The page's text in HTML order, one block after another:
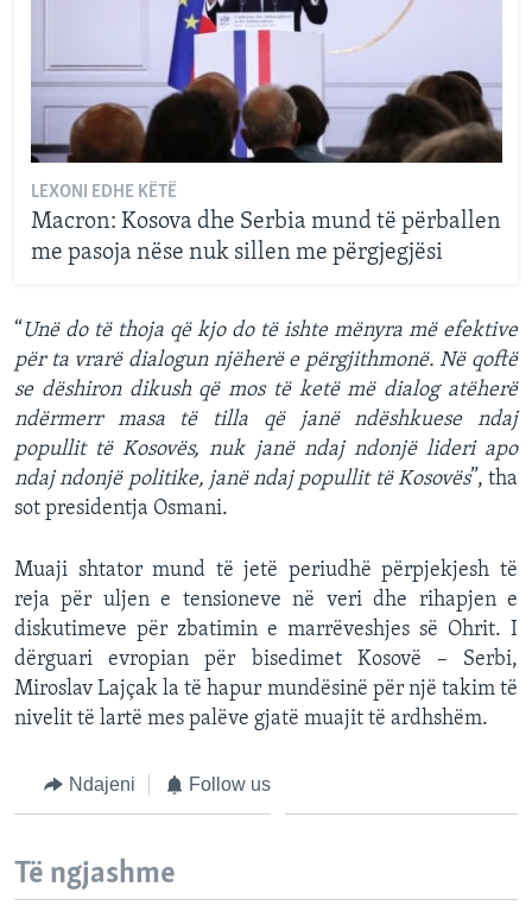
LEXONI EDHE KËTË
Macron: Kosova dhe Serbia mund të përballen
me pasoja nëse nuk sillen me përgjegjësi
“Unë do të thoja që kjo do të ishte mënyra më efektive
për ta vrarë dialogun njëherë e përgjithmonë. Në qoftë
se dëshiron dikush që mos të ketë më dialog atëherë
ndërmerr masa të tilla që janë ndëshkuese ndaj
popullit të Kosovës, nuk janë ndaj ndonjë lideri apo
ndaj ndonjë politike, janë ndaj popullit të Kosovës”, tha
sot presidentja Osmani.
Muaji shtator mund të jetë periudhë përpjekjesh të
reja për uljen e tensioneve në veri dhe rihapjen e
diskutimeve për zbatimin e marrëveshjes së Ohrit. I
dërguari evropian për bisedimet Kosovë – Serbi,
Miroslav Lajçak la të hapur mundësinë për një takim të
nivelit të lartë mes palëve gjatë muajit të ardhshëm.
Ndajeni Follow us
Të ngjashme